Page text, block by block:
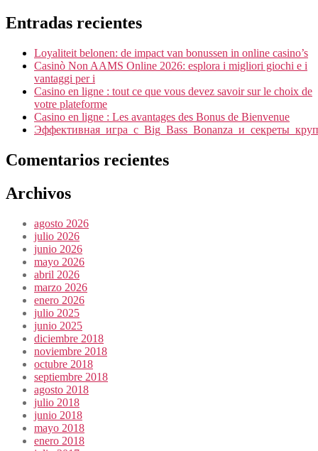
Entradas recientes
Loyaliteit belonen: de impact van bonussen in online casino’s
Casinò Non AAMS Online 2026: esplora i migliori giochi e i
vantaggi per i
Casino en ligne : tout ce que vous devez savoir sur le choix de
votre plateforme
Casino en ligne : Les avantages des Bonus de Bienvenue
Comentarios recientes
Archivos
agosto 2026
julio 2026
junio 2026
mayo 2026
abril 2026
marzo 2026
enero 2026
julio 2025
junio 2025
diciembre 2018
noviembre 2018
octubre 2018
septiembre 2018
agosto 2018
julio 2018
junio 2018
mayo 2018
enero 2018